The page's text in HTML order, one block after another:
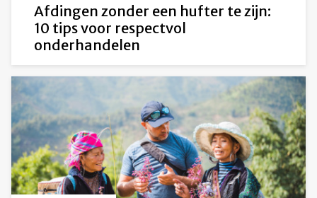
Afdingen zonder een hufter te zijn:
10 tips voor respectvol
onderhandelen